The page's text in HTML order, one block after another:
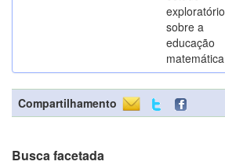
exploratório
sobre a
educação
matemática
Compartilhamento
Busca facetada